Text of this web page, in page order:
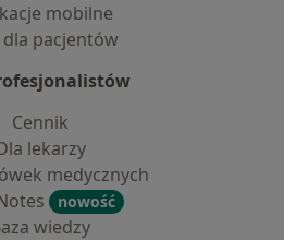
mobilne
dla pacjentów
Cennik
lekarzy
medycznych
nowość
wiedzy